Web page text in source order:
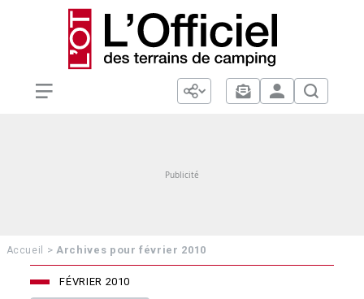
Accueil >Archives pour février 2010
FÉVRIER 2010